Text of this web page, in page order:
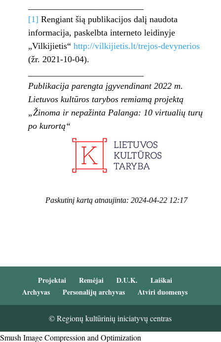
[1] Rengiant šią publikacijos dalį naudota
informacija, paskelbta interneto leidinyje
„Vilkijietis“ http://vilkijietis.lt/trejos-devynerios
(žr. 2021-10-04).
Publikacija parengta įgyvendinant 2022 m.
Lietuvos kultūros tarybos remiamą projektą
„Žinoma ir nepažinta Palanga: 10 virtualių turų
po kurortą“
Paskutinį kartą atnaujinta: 2024-04-22 12:17
Projektai Remėjai D.U.K.
Laiškai
Archyvas
Personalijų archyvas Atviri duomenys
© Regionų kultūrinių iniciatyvų centras
Smush Image Compression and Optimization